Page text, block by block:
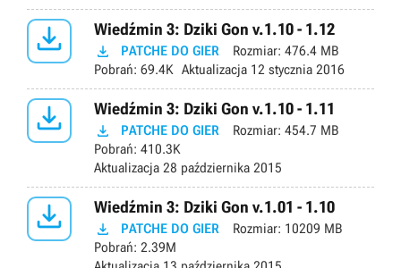
 Wiedźmin 3: Dziki Gon v.1.10 - 1.12
 PATCHE DO GIER Rozmiar: 476.4 MB
Pobrań: 69.4K Aktualizacja 12 stycznia 2016
 Wiedźmin 3: Dziki Gon v.1.10 - 1.11
 PATCHE DO GIER Rozmiar: 454.7 MB
Pobrań: 410.3K
Aktualizacja 28 października 2015
 Wiedźmin 3: Dziki Gon v.1.01 - 1.10
 PATCHE DO GIER Rozmiar: 10209 MB
Pobrań: 2.39M